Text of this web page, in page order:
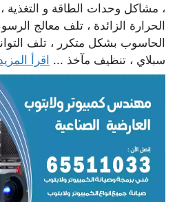
، مشاكل وحدات الطاقة و التغذية
الحرارة الزائدة ، تلف معالج
الحاسوب بشكل متكرر ، تلف
سبلاي ، تنظيف مآخذ ... اقرأ